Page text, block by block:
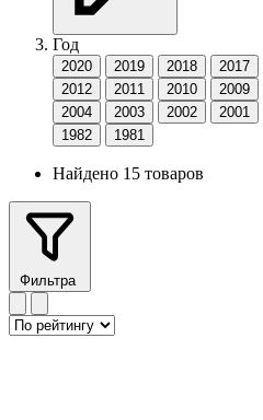
Год
2020 2019 2018 2017
2012
2011 2010 2009
2004
2003 2002 2001
1982
1981
Найдено 15 товаров
Фильтра